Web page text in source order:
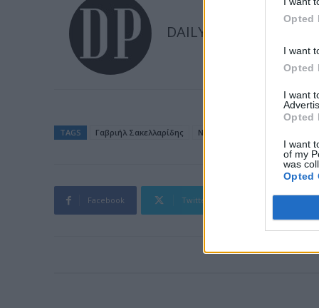
Opted
I want
Opted
I want
Opted
I want
of my
was
Opted
DAILYPOST
TAGS Γαβριήλ Σακελλαρίδης Νέα Αριστερά
Facebook Twitter Pinterest